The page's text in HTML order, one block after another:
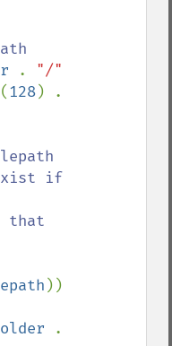
.
(128
if
))